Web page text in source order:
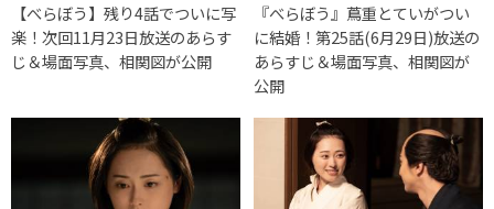
【べらぼう】残り4話でついに写
楽！次回11月23日放送のあらす
じ＆場面写真、相関図が公開
『べらぼう』蔦重とていがつい
に結婚！第25話(6月29日)放送の
あらすじ＆場面写真、相関図が
公開